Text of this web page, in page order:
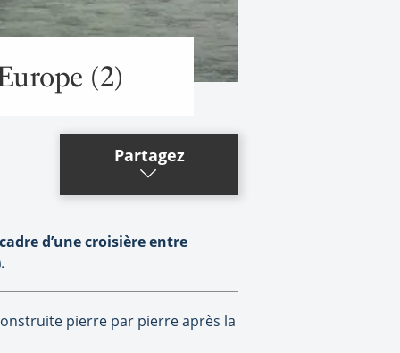
(2)
Partagez
d’une croisière entre
pierre par pierre après la